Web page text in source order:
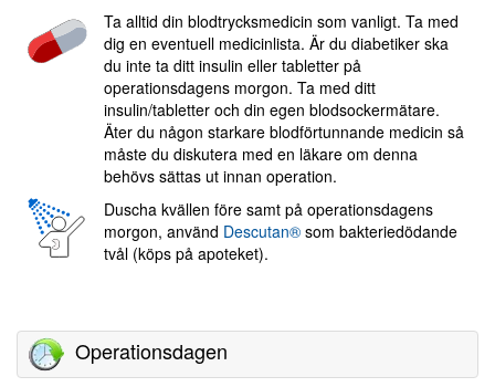
Ta alltid din blodtrycksmedicin som vanligt. Ta med
dig en eventuell medicinlista. Är du diabetiker ska
du inte ta ditt insulin eller tabletter på
operationsdagens morgon. Ta med ditt
insulin/tabletter och din egen blodsockermätare.
Äter du någon starkare blodförtunnande medicin så
måste du diskutera med en läkare om denna
behövs sättas ut innan operation.
Duscha kvällen före samt på operationsdagens
morgon, använd Descutan®som bakteriedödande
tvål (köps på apoteket).
Operationsdagen